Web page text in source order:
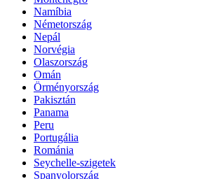
Namíbia
Németország
Nepál
Norvégia
Olaszország
Omán
Örményország
Pakisztán
Panama
Peru
Portugália
Románia
Seychelle-szigetek
Spanyolország